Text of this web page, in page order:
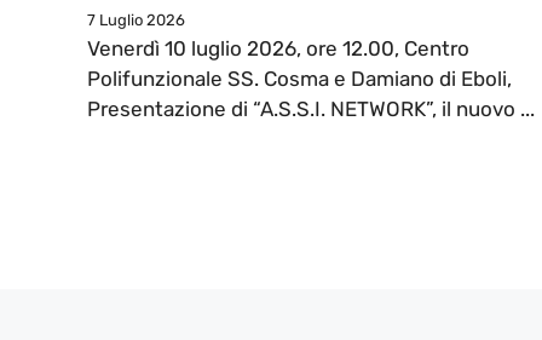
7 Luglio 2026
Venerdì 10 luglio 2026, ore 12.00, Centro
Polifunzionale SS. Cosma e Damiano di Eboli,
Presentazione di “A.S.S.I. NETWORK”, il nuovo ...